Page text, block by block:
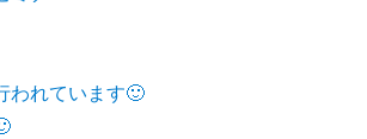
われています🙂